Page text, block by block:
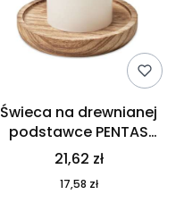
Świeca na drewnianej
podstawce PENTAS
MO6282-40
21,62 zł
17,58 zł